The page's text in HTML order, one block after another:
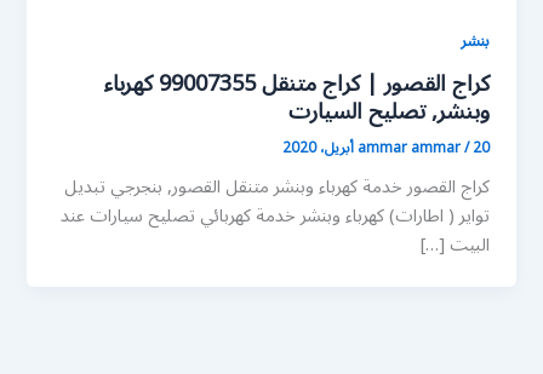
بنشر
كراج القصور | كراج متنقل 99007355 كهرباء
وبنشر, تصليح السيارت
ammar ammar/20 أبريل، 2020
كراج القصور خدمة كهرباء وبنشر متنقل القصور, بنجرجي تبديل
تواير ( اطارات) كهرباء وبنشر خدمة كهربائي تصليح سيارات عند
البيت […]